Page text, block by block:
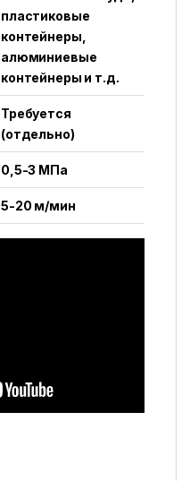
пластиковые
контейнеры,
алюминиевые
контейнеры и т.д.
Требуется
(отдельно)
0,5-3 МПа
5-20 м/мин